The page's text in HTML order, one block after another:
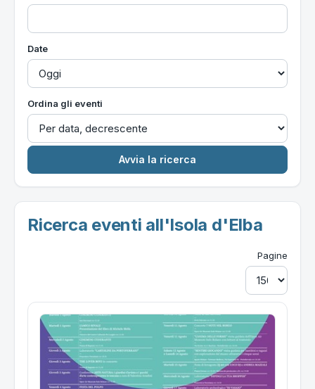
Date
Ordina gli eventi
Ricerca eventi all'Isola d'Elba
Pagine